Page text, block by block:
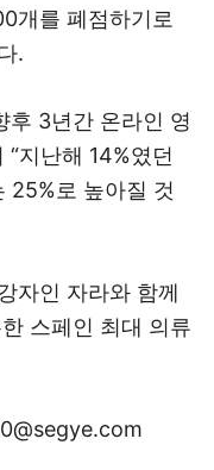
개를 폐점하기로
.
후 3년간 온라인 영
지난해 14%였던
25%로 높아질 것
자인 자라와 함께
스페인 최대 의류